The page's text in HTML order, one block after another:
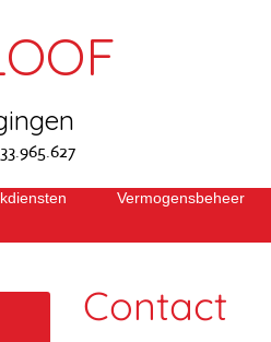
Vermogensbeheer
Contact